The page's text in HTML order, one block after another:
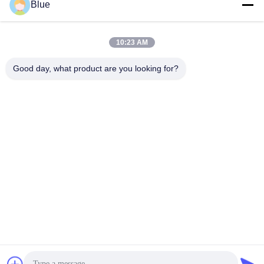
Blue
10:23 AM
Good day, what product are you looking for?